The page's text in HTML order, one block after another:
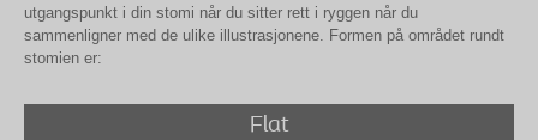
utgangspunkt i din stomi når du sitter rett i ryggen når du
sammenligner med de ulike illustrasjonene. Formen på området rundt
stomien er:
Flat